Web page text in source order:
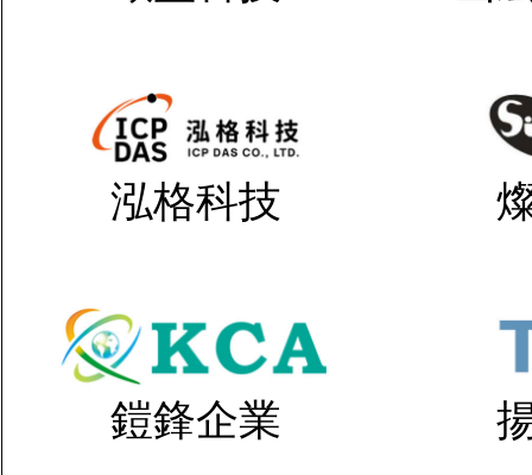
泓格科技
鎧鋒企業